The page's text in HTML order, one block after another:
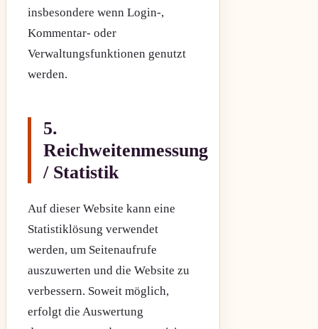
insbesondere wenn Login-,
Kommentar- oder
Verwaltungsfunktionen genutzt
werden.
5.
Reichweitenmessung
/ Statistik
Auf dieser Website kann eine
Statistiklösung verwendet
werden, um Seitenaufrufe
auszuwerten und die Website zu
verbessern. Soweit möglich,
erfolgt die Auswertung